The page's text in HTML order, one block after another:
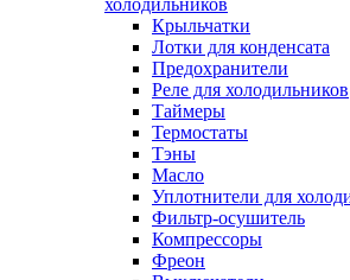
холодильников
Крыльчатки
Лотки для конденсата
Предохранители
Реле для холодильников
Таймеры
Термостаты
Тэны
Масло
Уплотнители для
Фильтр-осушитель
Компрессоры
Фреон